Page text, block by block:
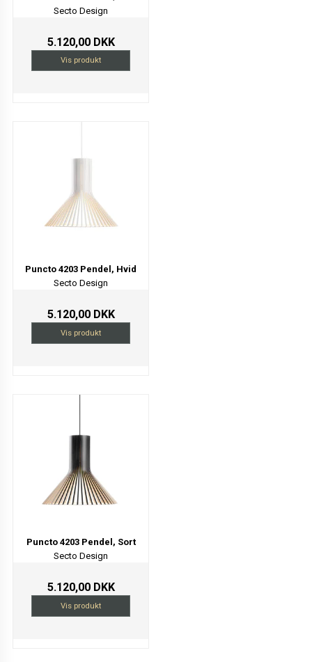
Secto Design
5.120,00 DKK
Vis produkt
Puncto 4203 Pendel, Hvid
Secto Design
5.120,00 DKK
Vis produkt
Puncto 4203 Pendel, Sort
Secto Design
5.120,00 DKK
Vis produkt